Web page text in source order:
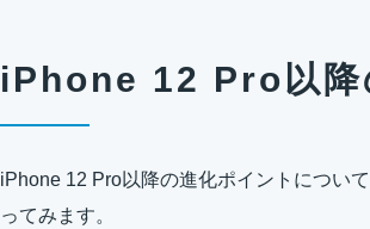
iPhone 12 Pro以降
iPhone 12 Pro以降の進化ポイントについ
ってみます。